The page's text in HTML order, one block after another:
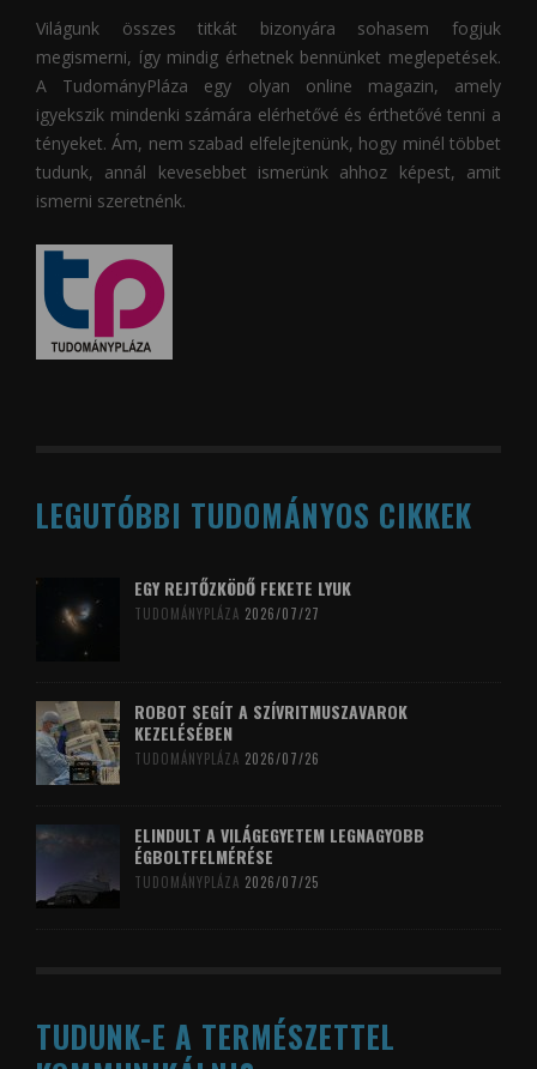
Világunk összes titkát bizonyára sohasem fogjuk
megismerni, így mindig érhetnek bennünket meglepetések.
A TudományPláza egy olyan online magazin, amely
igyekszik mindenki számára elérhetővé és érthetővé tenni a
tényeket. Ám, nem szabad elfelejtenünk, hogy minél többet
tudunk, annál kevesebbet ismerünk ahhoz képest, amit
ismerni szeretnénk.
LEGUTÓBBI TUDOMÁNYOS CIKKEK
EGY REJTŐZKÖDŐ FEKETE LYUK
TUDOMÁNYPLÁZA 2026/07/27
ROBOT SEGÍT A SZÍVRITMUSZAVAROK
KEZELÉSÉBEN
TUDOMÁNYPLÁZA 2026/07/26
ELINDULT A VILÁGEGYETEM LEGNAGYOBB
ÉGBOLTFELMÉRÉSE
TUDOMÁNYPLÁZA 2026/07/25
TUDUNK-E A TERMÉSZETTEL